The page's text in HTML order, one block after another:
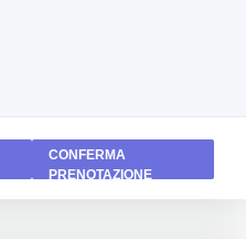
CONFERMA
PRENOTAZIONE